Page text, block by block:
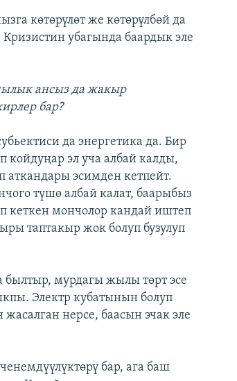
көтөрүлөт же көтөрүлбөй да
убагында баардык эле
ансыз да жакыр
бар?
да энергетика да. Бир
койдуңар эл уча албай калды,
аткандары эсимден кетпейт.
түшө албай калат, баарыбыз
кеткен мончолор кандай иштеп
таптакыр жок болуп бузулуп
былтыр, мурдагы жылы төрт эсе
Электр кубатынын болуп
нерсе, баасын эчак эле
бар, ага баш